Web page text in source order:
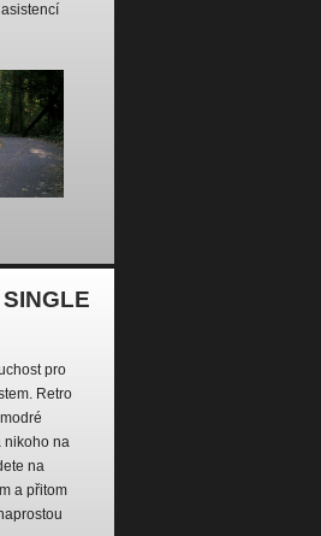
pro
Retro
nikoho na
na
a přitom